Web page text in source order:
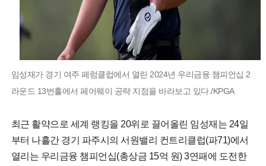
임성재가 경기 여주 페럼클럽에서 열린 2024년 우리금융 챔피언십 2
라운드 13번홀에서 페어웨이 공략 지점을 바라보고 있다./KPGA
최근 활약으로 세계 랭킹을 20위로 끌어올린 임성재는 24일
부터 나흘간 경기 파주시의 서원밸리 컨트리클럽(파71)에서
열리는 우리금융 챔피언십(총상금 15억 원) 3연패에 도전한